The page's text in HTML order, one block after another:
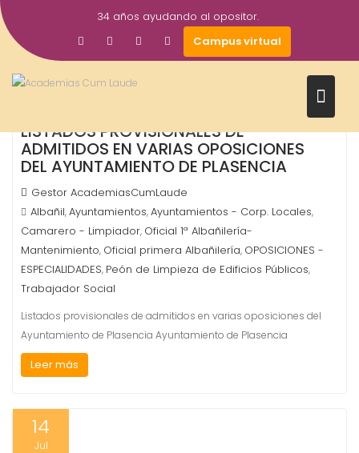
Saltar
al
contenido
34 años ayudando al opositor.
Campus virtual
Jul
2026
LISTADOS PROVISIONALES DE
ADMITIDOS EN VARIAS OPOSICIONES
DEL AYUNTAMIENTO DE PLASENCIA
Gestor AcademiasCumLaude
Albañil,Ayuntamientos,Ayuntamientos - Corp. Locales,
Camarero - Limpiador, Oficial 1ª Albañilería-
Mantenimiento, Oficial primera Albañilería, OPOSICIONES -
ESPECIALIDADES, Peón de Limpieza de Edificios Públicos,
Trabajador Social
Listados provisionales de admitidos en varias oposiciones del
Ayuntamiento de Plasencia Ayuntamiento de Plasencia
Leer más
14
Jul